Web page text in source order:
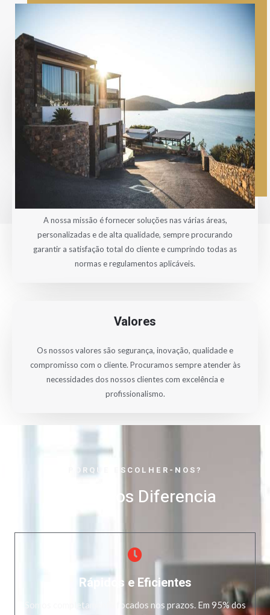
A nossa visão é ser uma referência dentro das várias
áreas, comprometidos com a excelência, inovação e
qualidade, garantindo um ambiente de trabalho seguro
e protegido.
Missão
A nossa missão é fornecer soluções nas várias áreas,
personalizadas e de alta qualidade, sempre procurando
garantir a satisfação total do cliente e cumprindo todas as
normas e regulamentos aplicáveis.
Valores
Os nossos valores são segurança, inovação, qualidade e
compromisso com o cliente. Procuramos sempre atender às
necessidades dos nossos clientes com excelência e
profissionalismo.
PORQUE ESCOLHER-NOS?
O Que Nos Diferencia
Rápidos e Eficientes
Somos completamente focados nos prazos. Em 95% dos